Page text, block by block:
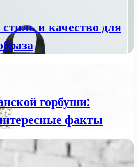
и качество для
горбуши:
факты